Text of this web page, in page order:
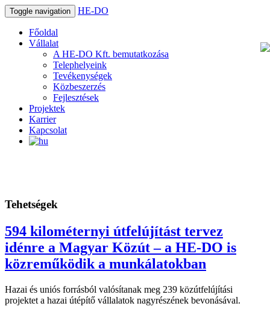
Toggle navigation HE-DO
Főoldal
Vállalat
A HE-DO Kft. bemutatkozása
Telephelyeink
Tevékenységek
Közbeszerzés
Fejlesztések
Projektek
Karrier
Kapcsolat
Tehetségek
594 kilométernyi útfelújítást tervez
idénre a Magyar Közút – a HE-DO is
közreműködik a munkálatokban
Hazai és uniós forrásból valósítanak meg 239 közútfelújítási
projektet a hazai útépítő vállalatok nagyrészének bevonásával.